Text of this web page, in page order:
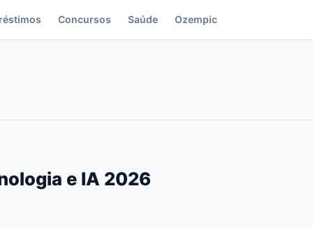
Concursos Saúde Ozempic
e IA 2026